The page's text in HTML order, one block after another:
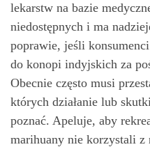
lekarstw na bazie
niedostępnych i ma
poprawie, jeśli
do konopi indyjskich za
Obecnie często musi
których działanie lub
poznać. Apeluje, aby
marihuany nie korzystali z